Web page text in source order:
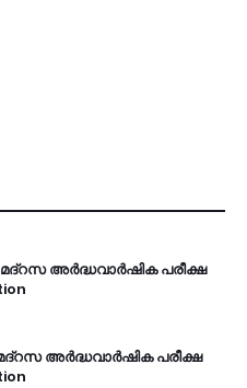
മദ്റസ അർദ്ധവാർഷിക പരീക്ഷ
മദ്റസ അർദ്ധവാർഷിക പരീക്ഷ